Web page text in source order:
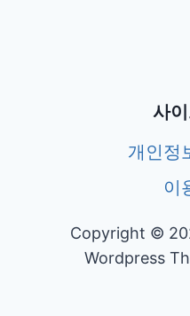
사
개인정
이
Copyright ©
Wordpress